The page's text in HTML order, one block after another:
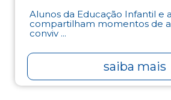
Alunos da Educação Infantil e
compartilham momentos de
conviv ...
saiba mais